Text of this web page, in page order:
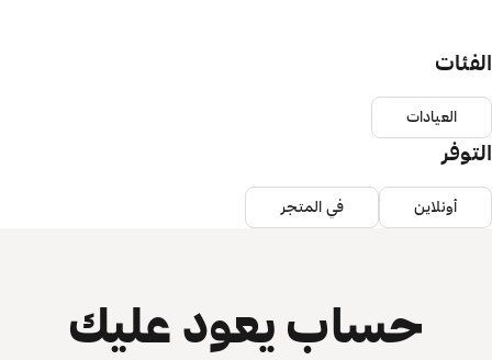
الفئات
العيادات
التوفر
أونلاين في المتجر
حساب يعود عليك